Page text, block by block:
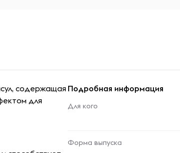
содержащая
для
Подробная информация
Для кого
Форма выпуска